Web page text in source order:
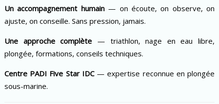
Un accompagnement humain— on écoute, on observe, on
ajuste, on conseille. Sans pression, jamais.
Une approche complète — triathlon, nage en eau libre,
plongée, formations, conseils techniques.
Centre PADI Five Star IDC— expertise reconnue en plongée
sous-marine.